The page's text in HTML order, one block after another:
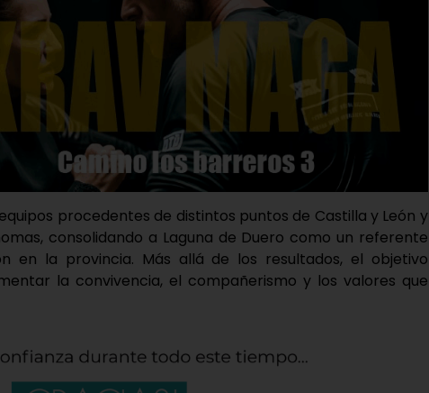
procedentes de distintos puntos de Castilla y León y
consolidando a Laguna de Duero como un referente
en la provincia. Más allá de los resultados, el objetivo
la convivencia, el compañerismo y los valores que